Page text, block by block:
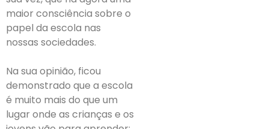
maior consciência sobre o
papel da escola nas
nossas sociedades.
Na sua opinião, ficou
demonstrado que a escola
é muito mais do que um
lugar onde as crianças e os